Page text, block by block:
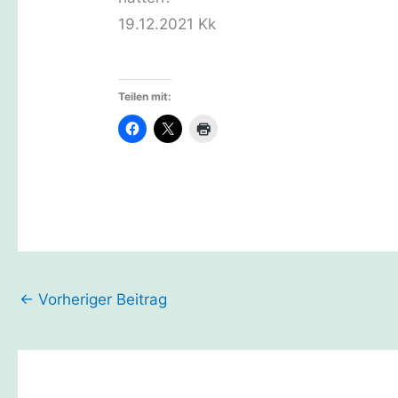
19.12.2021 Kk
Teilen mit:
← Vorheriger Beitrag